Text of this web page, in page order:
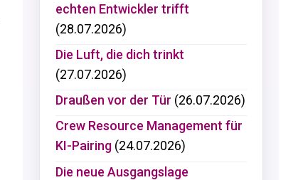
echten Entwickler trifft
(28.07.2026)
Die Luft, die dich trinkt
(27.07.2026)
Draußen vor der Tür (26.07.2026)
Crew Resource Management für
KI-Pairing(24.07.2026)
Die neue Ausgangslage